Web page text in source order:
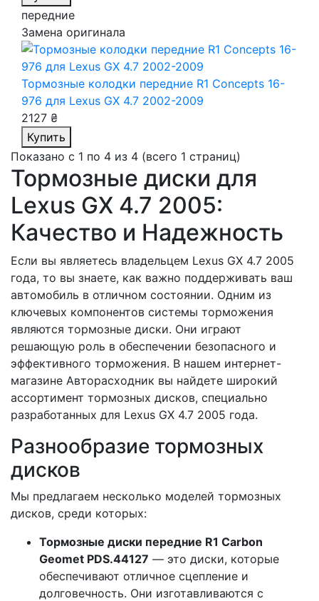
передние
Замена оригинала
Тормозные колодки передние R1 Concepts 16-
976 для Lexus GX 4.7 2002-2009
2127 ₴
Купить
Показано с 1 по 4 из 4 (всего 1 страниц)
Тормозные диски для
Lexus GX 4.7 2005:
Качество и Надежность
Если вы являетесь владельцем Lexus GX 4.7 2005
года, то вы знаете, как важно поддерживать ваш
автомобиль в отличном состоянии. Одним из
ключевых компонентов системы торможения
являются тормозные диски. Они играют
решающую роль в обеспечении безопасного и
эффективного торможения. В нашем интернет-
магазине Авторасходник вы найдете широкий
ассортимент тормозных дисков, специально
разработанных для Lexus GX 4.7 2005 года.
Разнообразие тормозных
дисков
Мы предлагаем несколько моделей тормозных
дисков, среди которых:
Тормозные диски передние R1 Carbon
Geomet PDS.44127 — это диски, которые
обеспечивают отличное сцепление и
долговечность. Они изготавливаются с